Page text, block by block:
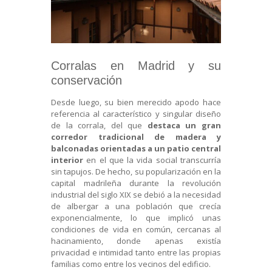
Corralas en Madrid y su
conservación
Desde luego, su bien merecido apodo hace
referencia al característico y singular diseño
de la corrala, del que destaca un gran
corredor tradicional de madera y
balconadas orientadas a un patio central
interior en el que la vida social transcurría
sin tapujos. De hecho, su popularización en la
capital madrileña durante la revolución
industrial del siglo XIX se debió a la necesidad
de albergar a una población que crecía
exponencialmente, lo que implicó unas
condiciones de vida en común, cercanas al
hacinamiento, donde apenas existía
privacidad e intimidad tanto entre las propias
familias como entre los vecinos del edificio.